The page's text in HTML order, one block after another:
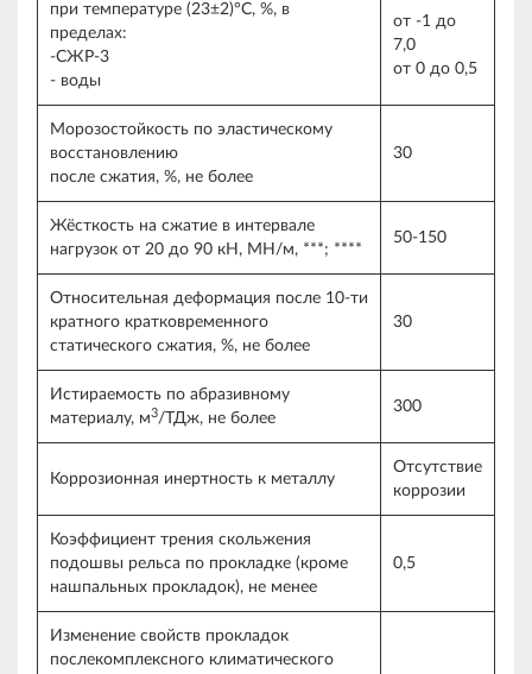
при температуре (23±2)°С, %, в
пределах:
-СЖР-3
- воды
от -1 до
7,0
от 0 до 0,5
Морозостойкость по эластическому
восстановлению
после сжатия, %, не более
30
Жёсткость на сжатие в интервале
нагрузок от 20 до 90 кН, МН/м, ***; ****
50-150
Относительная деформация после 10-ти
кратного кратковременного
статического сжатия, %, не более
30
Истираемость по абразивному
материалу, м3/ТДж, не более
300
Коррозионная инертность к металлу
Отсутствие
коррозии
Коэффициент трения скольжения
подошвы рельса по прокладке (кроме
нашпальных прокладок), не менее
0,5
Изменение свойств прокладок
послекомплексного климатического